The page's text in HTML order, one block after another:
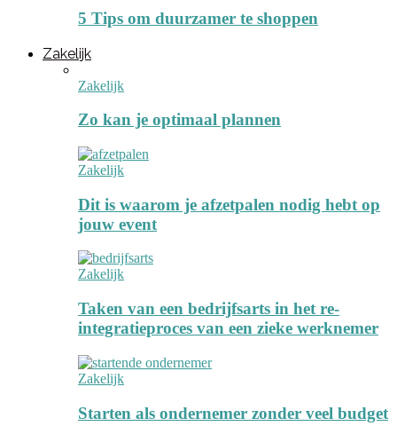
5 Tips om duurzamer te shoppen
Zakelijk
Zakelijk
Zo kan je optimaal plannen
Zakelijk
Dit is waarom je afzetpalen nodig hebt op
jouw event
Zakelijk
Taken van een bedrijfsarts in het re-
integratieproces van een zieke werknemer
Zakelijk
Starten als ondernemer zonder veel budget